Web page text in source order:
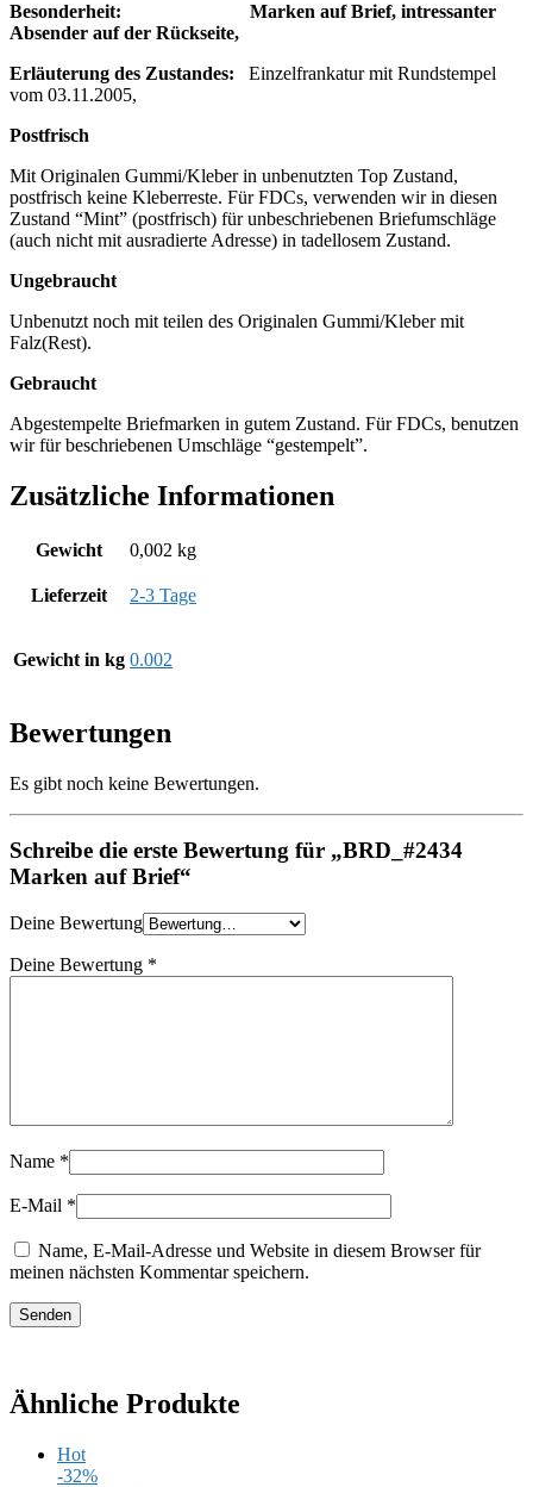
Besonderheit: Marken auf Brief, intressanter
Absender auf der Rückseite,
Erläuterung des Zustandes: Einzelfrankatur mit Rundstempel
vom 03.11.2005,
Postfrisch
Mit Originalen Gummi/Kleber in unbenutzten Top Zustand,
postfrisch keine Kleberreste. Für FDCs, verwenden wir in diesen
Zustand “Mint” (postfrisch) für unbeschriebenen Briefumschläge
(auch nicht mit ausradierte Adresse) in tadellosem Zustand.
Ungebraucht
Unbenutzt noch mit teilen des Originalen Gummi/Kleber mit
Falz(Rest).
Gebraucht
Abgestempelte Briefmarken in gutem Zustand. Für FDCs, benutzen
wir für beschriebenen Umschläge “gestempelt”.
Zusätzliche Informationen
Gewicht 0,002 kg
Lieferzeit 2-3 Tage
Gewicht in kg 0.002
Bewertungen
Es gibt noch keine Bewertungen.
Schreibe die erste Bewertung für „BRD_#2434
Marken auf Brief“
Deine Bewertung
Deine Bewertung *
Name *
E-Mail *
Name, E-Mail-Adresse und Website in diesem Browser für
meinen nächsten Kommentar speichern.
Ähnliche Produkte
Hot
-32%